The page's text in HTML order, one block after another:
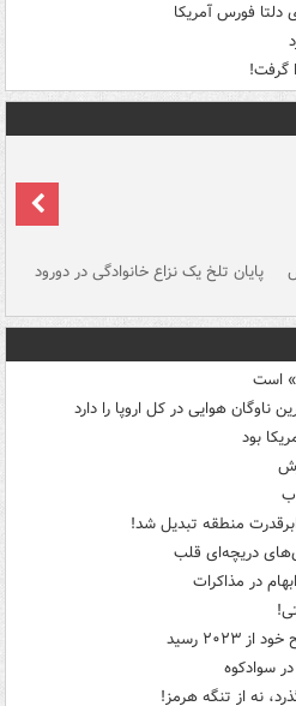
دلتا فورس آمریکا
گرفت!
پایان تلخ یک نزاع خانوادگی در دورود
است
ناوگان هوایی در کل اروپا را دارد
بود
ابرقدرت منطقه تبدیل شد!
دریچه‌ای قلب
در مذاکرات
رسید
سوادکوه
نه از تنگه هرمز!